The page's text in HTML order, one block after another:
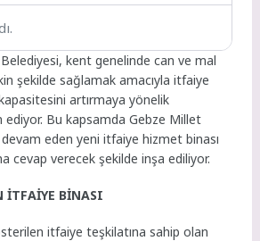
kent genelinde can ve mal
şekilde sağlamak amacıyla itfaiye
artırmaya yönelik
ediyor. Bu kapsamda Gebze Millet
devam eden yeni itfaiye hizmet binası
cevap verecek şekilde inşa ediliyor.
İTFAİYE BİNASI
itfaiye teşkilatına sahip olan